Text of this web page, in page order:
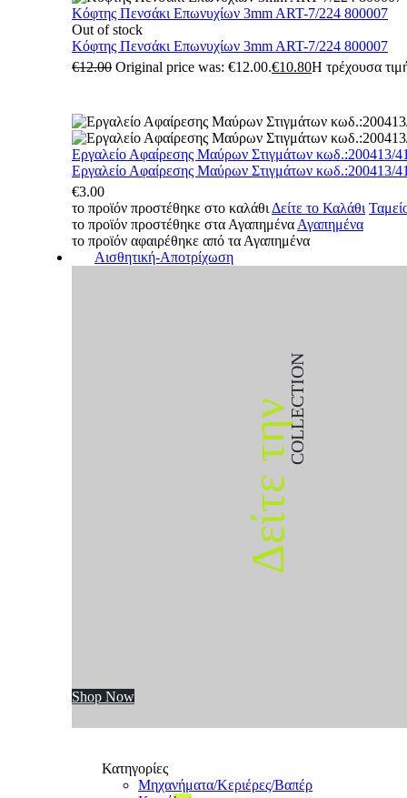
Κόφτης Πενσάκι Επωνυχίων 3mm ART-7/224 800007
Out of stock
Κόφτης Πενσάκι Επωνυχίων 3mm ART-7/224 800007
€12.00 Original price was: €12.00.€10.80Η τρέχουσα
Εργαλείο Αφαίρεσης Μαύρων Στιγμάτων κωδ.:200413/
Εργαλείο Αφαίρεσης Μαύρων Στιγμάτων κωδ.:200413/
€3.00
το προϊόν προστέθηκε στο καλάθι Δείτε το Καλάθι
το προϊόν προστέθηκε στα Αγαπημένα Αγαπημένα
το προϊόν αφαιρέθηκε από τα Αγαπημένα
Αισθητική-Αποτρίχωση
Δείτε τηνCOLLECTION
Shop Now
Κατηγορίες
Μηχανήματα/Κεριέρες/Βαπέρ